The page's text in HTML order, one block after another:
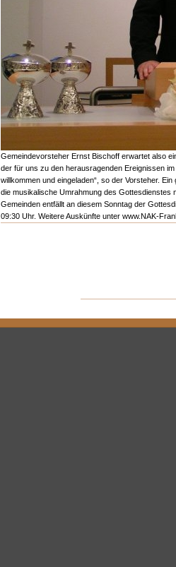
Gemeindevorsteher Ernst Bischoff erwartet also
der für uns zu den herausragenden Ereignissen
willkommen und eingeladen“, so der Vorsteher.
die musikalische Umrahmung des Gottesdienstes
Gemeinden entfällt an diesem Sonntag der
09:30 Uhr. Weitere Auskünfte unter www.NAK-